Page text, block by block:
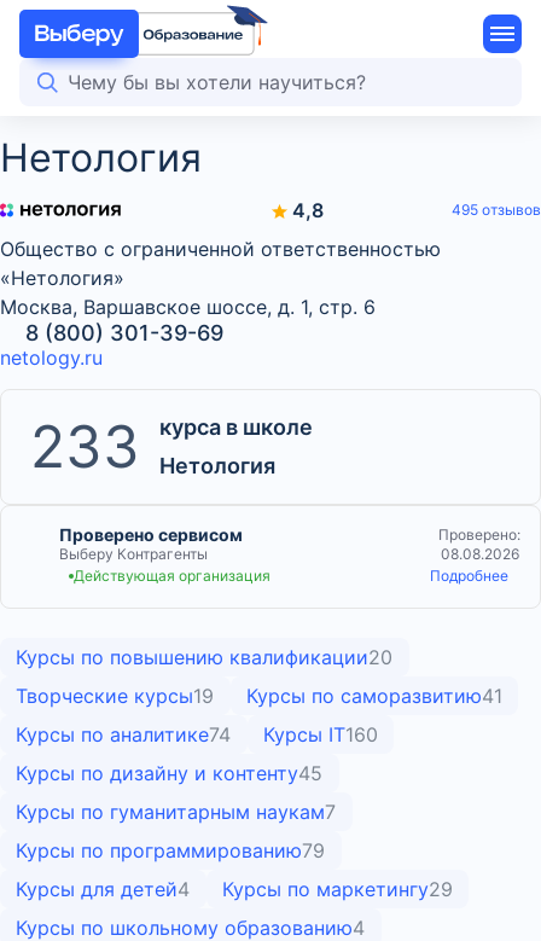
Нетология
8 (800) 301-39-69
4,8 495 отзывов
Общество с ограниченной ответственностью
«Нетология»
Москва, Варшавское шоссе, д. 1, стр. 6
netology.ru
233
курса в школе
Нетология
Проверено сервисом
Выберу Контрагенты
Проверено:
08.08.2026
Действующая организация
Подробнее
Курсы по повышению квалификации20
Творческие курсы19 Курсы по саморазвитию41
Курсы по аналитике74 Курсы IT160
Курсы по дизайну и контенту45
Курсы по гуманитарным наукам7
Курсы по программированию79
Курсы для детей4 Курсы по маркетингу29
Курсы по школьному образованию4